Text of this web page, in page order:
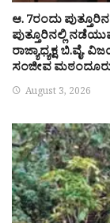
ಆ. 7ರಂದು
ಪುತ್ತೂರಿನಲ್ಲಿ
ರಾಜ್ಯಾಧ್ಯಕ್ಷ ಬಿ.ವೈ.
ಸಂಜೀವ
August 3, 2026